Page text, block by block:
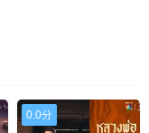
0.0分